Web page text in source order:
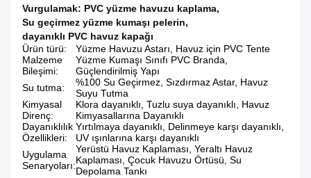
Vurgulamak: PVC yüzme havuzu kaplama,
Su geçirmez yüzme kumaşı pelerin,
dayanıklı PVC havuz kapağı
Ürün türü:
Yüzme Havuzu Astarı, Havuz için PVC Tente
Malzeme
Bileşimi:
Yüzme Kumaşı Sınıfı PVC Branda,
Güçlendirilmiş Yapı
Su tutma:
%100 Su Geçirmez, Sızdırmaz Astar, Havuz
Suyu Tutma
Kimyasal
Direnç:
Klora dayanıklı, Tuzlu suya dayanıklı, Havuz
Kimyasallarına Dayanıklı
Dayanıklılık
Özellikleri:
Yırtılmaya dayanıklı, Delinmeye karşı dayanıklı,
UV ışınlarına karşı dayanıklı
Uygulama
Senaryoları:
Yerüstü Havuz Kaplaması, Yeraltı Havuz
Kaplaması, Çocuk Havuzu Örtüsü, Su
Depolama Tankı